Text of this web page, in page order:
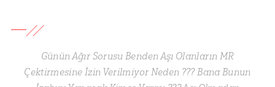
Günün Ağır Sorusu Benden Aşı Olanların MR
Çektirmesine İzin Verilmiyor Neden ??? Bana Bunun